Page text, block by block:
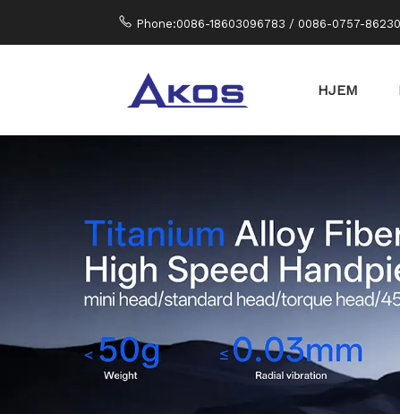
Phone:0086-18603096783 / 0086-0757-
HJEM